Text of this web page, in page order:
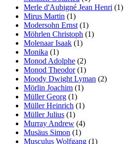
Merle d'Aubigné Jean Henri (1)
Mirus Martin (1)
Modersohn Ernst (1)
Möhrlen Christoph (1)
Molenaar Isaak (1)
Monika (1)
Monod Adolphe (2)
Monod Theodor(1)
Moody Dwight Lyman (2)
Mörlin Joachim (1)
Müller Georg (1)
Müller Heinrich (1)
Müller Julius (1)
Murray Andrew (4)
Musäus Simon (1)
Musculus Wolfgang (1)